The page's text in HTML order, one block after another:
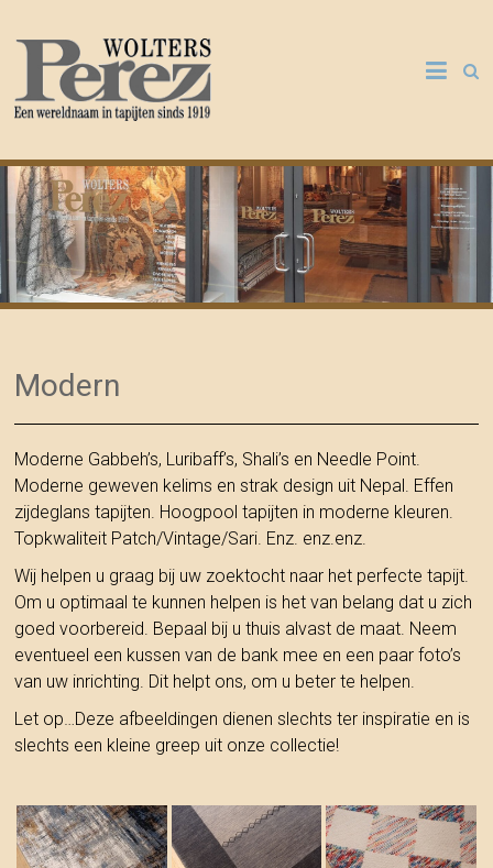
Perez
Voorschoten
Modern
Moderne Gabbeh’s, Luribaff’s, Shali’s en Needle Point.
Moderne geweven kelims en strak design uit Nepal. Effen
zijdeglans tapijten. Hoogpool tapijten in moderne kleuren.
Topkwaliteit Patch/Vintage/Sari. Enz. enz.enz.
Wij helpen u graag bij uw zoektocht naar het perfecte tapijt.
Om u optimaal te kunnen helpen is het van belang dat u zich
goed voorbereid. Bepaal bij u thuis alvast de maat. Neem
eventueel een kussen van de bank mee en een paar foto’s
van uw inrichting. Dit helpt ons, om u beter te helpen.
Let op…Deze afbeeldingen dienen slechts ter inspiratie en is
slechts een kleine greep uit onze collectie!